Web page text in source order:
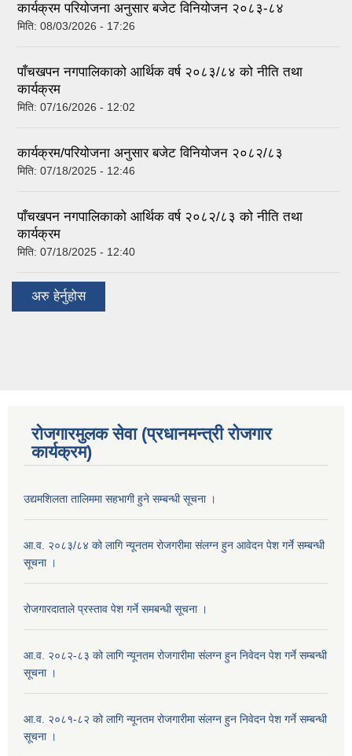
कार्यक्रम परियोजना अनुसार बजेट विनियोजन २०८३-८४
मिति: 08/03/2026 - 17:26
पाँचखपन नगपालिकाको आर्थिक वर्ष २०८३/८४ को नीति तथा
कार्यक्रम
मिति: 07/16/2026 - 12:02
कार्यक्रम/परियोजना अनुसार बजेट विनियोजन २०८२/८३
मिति: 07/18/2025 - 12:46
पाँचखपन नगपालिकाको आर्थिक वर्ष २०८२/८३ को नीति तथा
कार्यक्रम
मिति: 07/18/2025 - 12:40
अरु हेर्नुहोस
रोजगारमुलक सेवा (प्रधानमन्त्री रोजगार
कार्यक्रम)
उद्यमशिलता तालिममा सहभागी हुने सम्बन्धी सूचना ।
आ.व. २०८३/८४ को लागि न्यूनतम रोजगरीमा संलग्न हुन आवेदन पेश गर्ने सम्बन्धी
सूचना ।
रोजगारदाताले प्रस्ताव पेश गर्ने समबन्धी सूचना ।
आ.व. २०८२-८३ को लागि न्यूनतम रोजगारीमा संलग्न हुन निवेदन पेश गर्ने सम्बन्धी
सूचना ।
आ.व. २०८१-८२ को लागि न्यूनतम रोजगारीमा संलग्न हुन निवेदन पेश गर्ने सम्बन्धी
सूचना ।